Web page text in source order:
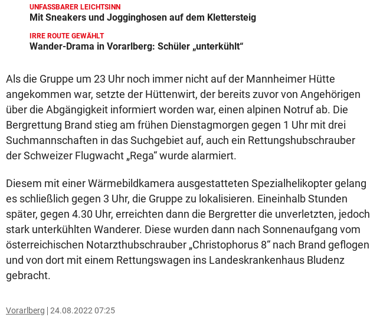
UNFASSBARER LEICHTSINN
Mit Sneakers und Jogginghosen auf dem Klettersteig
IRRE ROUTE GEWÄHLT
Wander-Drama in Vorarlberg: Schüler „unterkühlt“
Als die Gruppe um 23 Uhr noch immer nicht auf der Mannheimer Hütte
angekommen war, setzte der Hüttenwirt, der bereits zuvor von Angehörigen
über die Abgängigkeit informiert worden war, einen alpinen Notruf ab. Die
Bergrettung Brand stieg am frühen Dienstagmorgen gegen 1 Uhr mit drei
Suchmannschaften in das Suchgebiet auf, auch ein Rettungshubschrauber
der Schweizer Flugwacht „Rega“ wurde alarmiert.
Diesem mit einer Wärmebildkamera ausgestatteten Spezialhelikopter gelang
es schließlich gegen 3 Uhr, die Gruppe zu lokalisieren. Eineinhalb Stunden
später, gegen 4.30 Uhr, erreichten dann die Bergretter die unverletzten, jedoch
stark unterkühlten Wanderer. Diese wurden dann nach Sonnenaufgang vom
österreichischen Notarzthubschrauber „Christophorus 8“ nach Brand geflogen
und von dort mit einem Rettungswagen ins Landeskrankenhaus Bludenz
gebracht.
Vorarlberg 24.08.2022 07:25